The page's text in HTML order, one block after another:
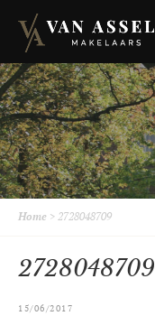
Home > 2728048709
2728048709
15/06/2017